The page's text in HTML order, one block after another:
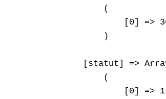
        (
[0] =>
        )
[statut] =>
        (
            [0] => 1